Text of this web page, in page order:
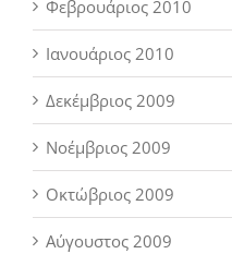
Φεβρουάριος 2010
Ιανουάριος 2010
Δεκέμβριος 2009
Νοέμβριος 2009
Οκτώβριος 2009
Αύγουστος 2009